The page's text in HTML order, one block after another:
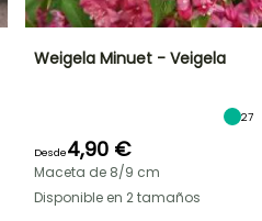
Weigela Minuet - Veigela
27
Desde4,90 €
Maceta de 8/9 cm
Disponible en 2 tamaños